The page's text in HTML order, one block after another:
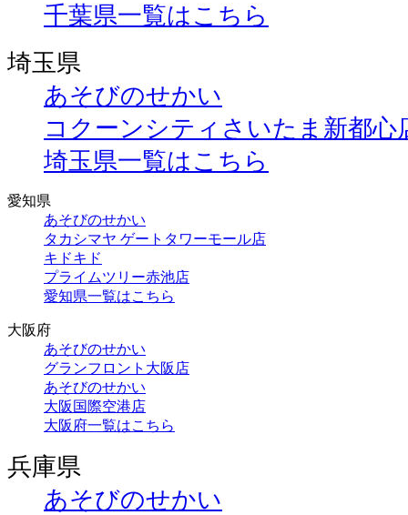
千葉県一覧はこちら
埼玉県
あそびのせかい
コクーンシティさいたま新都心
埼玉県一覧はこちら
愛知県
あそびのせかい
タカシマヤ ゲートタワーモール店
キドキド
プライムツリー赤池店
愛知県一覧はこちら
大阪府
あそびのせかい
グランフロント大阪店
あそびのせかい
大阪国際空港店
大阪府一覧はこちら
兵庫県
あそびのせかい